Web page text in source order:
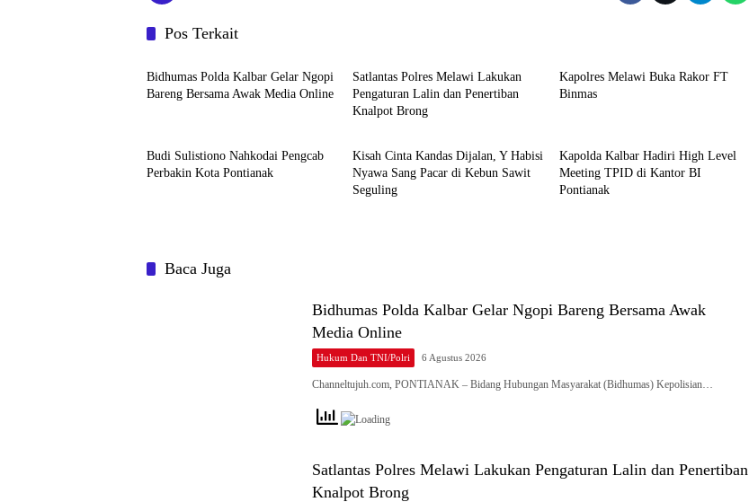
Pos Terkait
Hukum dan TNI/Polri
Bidhumas Polda Kalbar Gelar Ngopi
Bareng Bersama Awak Media Online
Satlantas Polres Melawi Lakukan
Pengaturan Lalin dan Penertiban
Knalpot Brong
Kapolres Melawi Buka Rakor FT
Binmas
Budi Sulistiono Nahkodai Pengcab
Perbakin Kota Pontianak
Hukum dan TNI/Polri
Kisah Cinta Kandas Dijalan, Y Habisi
Nyawa Sang Pacar di Kebun Sawit
Seguling
Kapolda Kalbar Hadiri High Level
Meeting TPID di Kantor BI
Pontianak
Baca Juga
Bidhumas Polda Kalbar Gelar Ngopi Bareng Bersama Awak
Media Online
Hukum Dan TNI/Polri 6 Agustus 2026
Channeltujuh.com, PONTIANAK – Bidang Hubungan Masyarakat (Bidhumas) Kepolisian…
Satlantas Polres Melawi Lakukan Pengaturan Lalin dan Penertiban
Knalpot Brong